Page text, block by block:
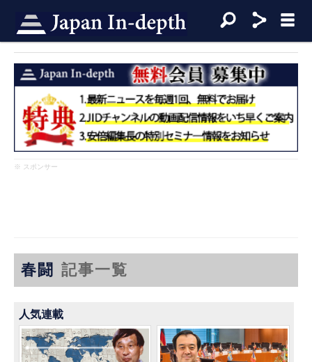
※ スポンサー
春闘 記事一覧
人気連載